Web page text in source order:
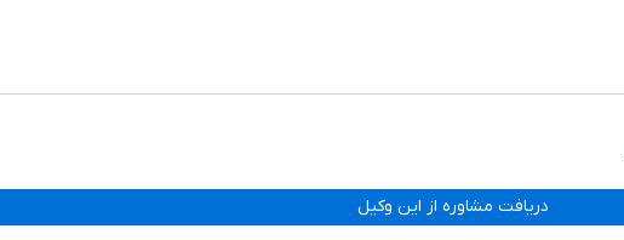
دریافت مشاوره از این وکیل